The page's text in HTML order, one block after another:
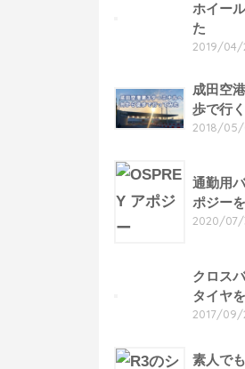
ホイー
た
2019/04/
成田空
歩で行
2018/
通勤用
ポジー
2020/07/
クロス
タイヤ
2017/09/
素人で